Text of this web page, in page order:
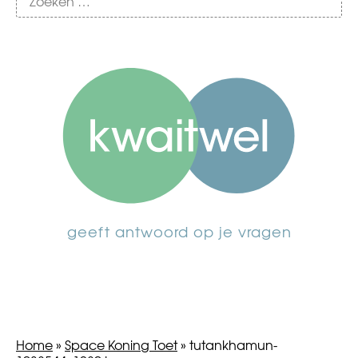
geeft antwoord op je vragen
Home» Space Koning Toet» tutankhamun-